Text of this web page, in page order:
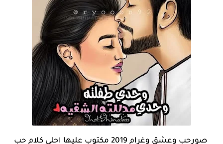
صورحب وعشق وغرام 2019 مكتوب عليها احلى كلام حب